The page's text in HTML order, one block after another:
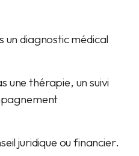
un diagnostic médical
une thérapie, un suivi
juridique ou financier.